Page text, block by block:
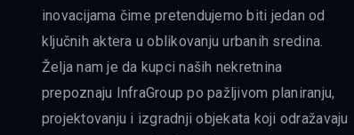
inovacijama čime pretendujemo biti jedan od
ključnih aktera u oblikovanju urbanih sredina.
Želja nam je da kupci naših nekretnina
prepoznaju InfraGroup po pažljivom planiranju,
projektovanju i izgradnji objekata koji odražavaju